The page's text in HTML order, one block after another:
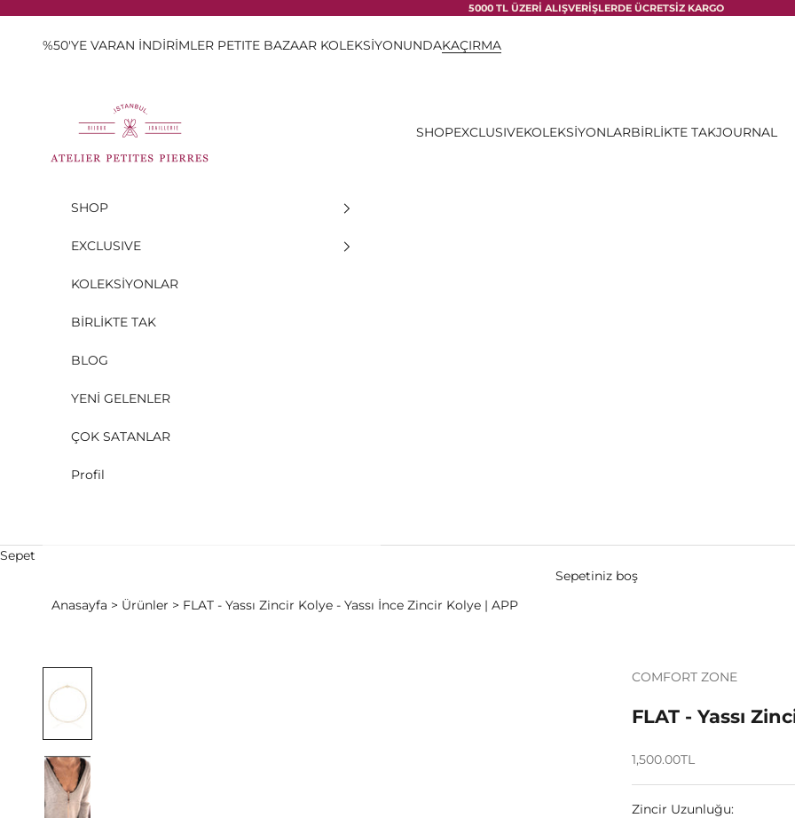
5000 TL ÜZERİ ALIŞVERİŞLERDE ÜCRETSİZ KARGO
%50'YE VARAN İNDİRİMLER PETITE BAZAAR KOLEKSİYONUNDAKAÇIRMA
Atelier Petites Pierres
SHOPEXCLUSIVEKOLEKSİYONLARBİRLİKTE TAKJOURNAL
SHOP
EXCLUSIVE
KOLEKSİYONLAR
BİRLİKTE TAK
BLOG
YENİ GELENLER
ÇOK SATANLAR
Profil
Sepet
Sepetiniz boş
Anasayfa
Ürünler FLAT - Yassı Zincir Kolye - Yassı İnce Zincir Kolye | APP
COMFORT ZONE
FLAT - Yassı
İndirimli fiyat
1,500.00TL
Zincir Uzunluğu: